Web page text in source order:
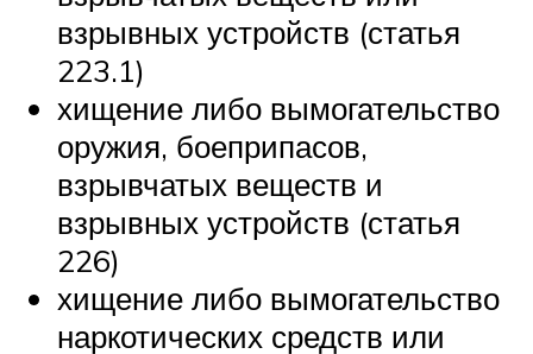
взрывных устройств (статья
223.1)
хищение либо вымогательство
оружия, боеприпасов,
взрывчатых веществ и
взрывных устройств (статья
226)
хищение либо вымогательство
наркотических средств или